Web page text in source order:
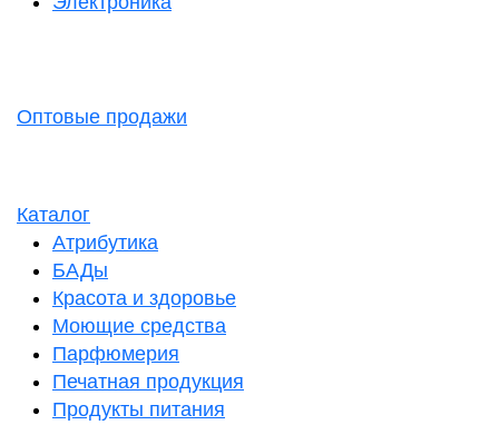
Оптовые продажи
Каталог
Атрибутика
БАДы
Красота и здоровье
Моющие средства
Парфюмерия
Печатная продукция
Продукты питания